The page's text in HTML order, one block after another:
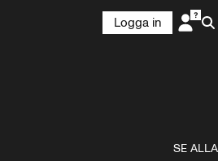
Logga in
SE ALLA